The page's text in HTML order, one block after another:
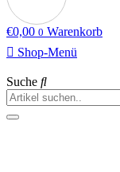
€0,00 0 Warenkorb
Shop-Menü
Suche